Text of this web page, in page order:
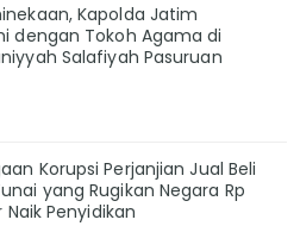
Kapolda Jatim
dengan Tokoh Agama di
Salafiyah Pasuruan
Korupsi Perjanjian Jual Beli
yang Rugikan Negara Rp
Naik Penyidikan